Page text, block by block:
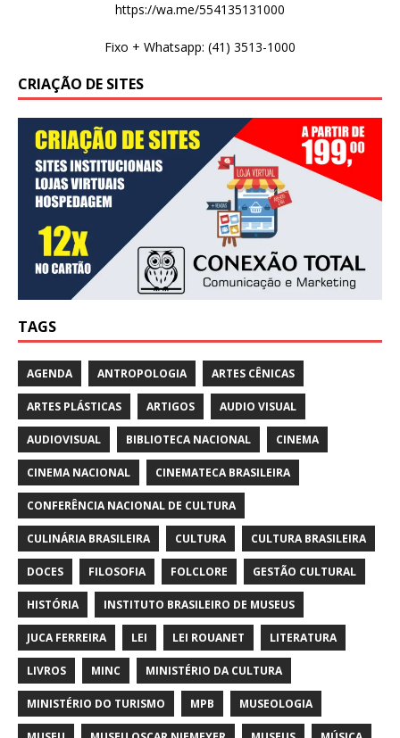
https://wa.me/554135131000
Fixo + Whatsapp: (41) 3513-1000
CRIAÇÃO DE SITES
TAGS
AGENDA ANTROPOLOGIA ARTES CÊNICAS
ARTES PLÁSTICAS ARTIGOS AUDIO VISUAL
AUDIOVISUAL BIBLIOTECA NACIONAL CINEMA
CINEMA NACIONAL CINEMATECA BRASILEIRA
CONFERÊNCIA NACIONAL DE CULTURA
CULINÁRIA BRASILEIRA CULTURA CULTURA BRASILEIRA
DOCES FILOSOFIA FOLCLORE GESTÃO CULTURAL
HISTÓRIA INSTITUTO BRASILEIRO DE MUSEUS
JUCA FERREIRA LEI LEI ROUANET LITERATURA
LIVROS MINC MINISTÉRIO DA CULTURA
MINISTÉRIO DO TURISMO MPB MUSEOLOGIA